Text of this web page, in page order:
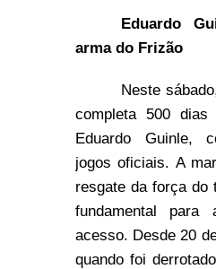
Eduardo
arma do Frizão
Neste
completa 500
Eduardo Guinle,
jogos oficiais. A
resgate da força do
fundamental para
acesso. Desde 20
quando foi